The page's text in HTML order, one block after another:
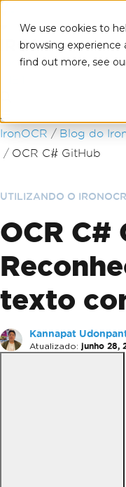
We use cookies to
browsing experience
find out more, see
Ir para o conteúdo do
IronOCR Blog do
OCR C# GitHub
UTILIZANDO O IRONOCR
OCR C#
texto
Kannapat
Atualizado: junho 28,